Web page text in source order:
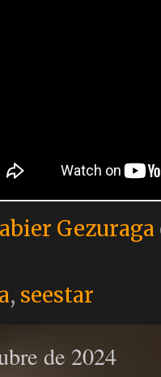
Gezuraga
, seestar
de 2024